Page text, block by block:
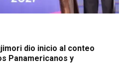
dio inicio al conteo
Panamericanos y